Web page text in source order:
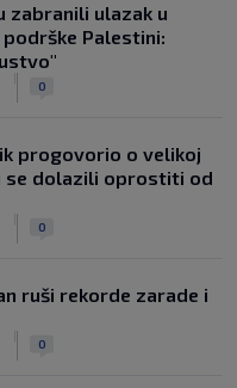
zabranili ulazak u
Palestini:
0
progovorio o velikoj
se dolazili oprostiti od
0
ruši rekorde zarade i
0